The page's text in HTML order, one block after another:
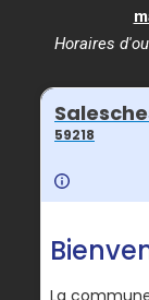
Horaires